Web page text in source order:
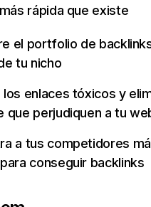
más rápida que existe
el portfolio de
tu nicho
enlaces tóxicos y
que perjudiquen a tu
a tus competidores
conseguir backlinks